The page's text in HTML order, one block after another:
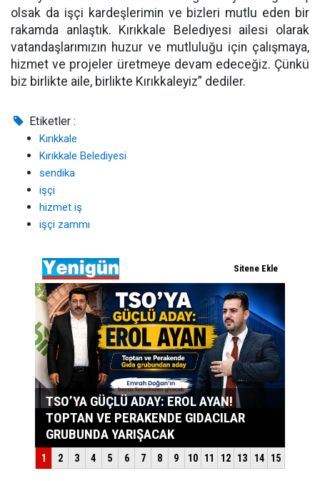
olsak da işçi kardeşlerimin ve bizleri mutlu eden bir
rakamda anlaştık. Kırıkkale Belediyesi ailesi olarak
vatandaşlarımızın huzur ve mutluluğu için çalışmaya,
hizmet ve projeler üretmeye devam edeceğiz. Çünkü
biz birlikte aile, birlikte Kırıkkaleyiz” dediler.
Etiketler :
Kırıkkale
Kırıkkale Belediyesi
sendika
işçi
hizmet iş
işçi zammı